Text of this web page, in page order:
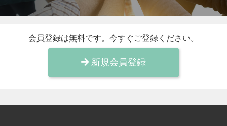
会員登録は無料です。今すぐご登録ください。
新規会員登録